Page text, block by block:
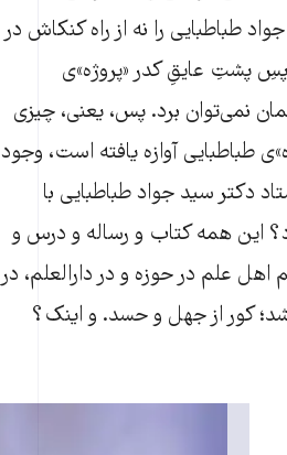
طباطبایی را نه از راه کنکاش در
پشتِ عایقِ کدر «پروژه»ی
نمی‌توان برد. پس، یعنی، چیزی
طباطبایی آوازه یافته است، وجود
دکتر سید جواد طباطبایی با
این همه کتاب و رساله و درس و
علم در حوزه و در دارالعلم، در
کور از جهل و حسد. و اینک؟